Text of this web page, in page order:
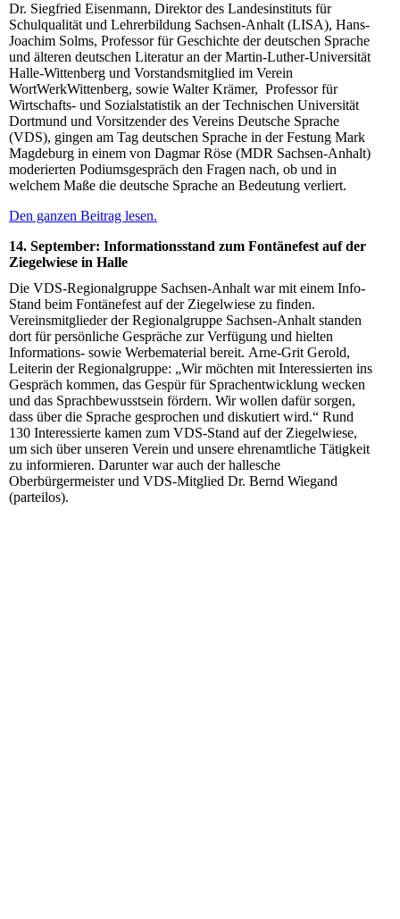
Dr. Siegfried Eisenmann, Direktor des Landesinstituts für
Schulqualität und Lehrerbildung Sachsen-Anhalt (LISA), Hans-
Joachim Solms, Professor für Geschichte der deutschen Sprache
und älteren deutschen Literatur an der Martin-Luther-Universität
Halle-Wittenberg und Vorstandsmitglied im Verein
WortWerkWittenberg, sowie Walter Krämer, Professor für
Wirtschafts- und Sozialstatistik an der Technischen Universität
Dortmund und Vorsitzender des Vereins Deutsche Sprache
(VDS), gingen am Tag deutschen Sprache in der Festung Mark
Magdeburg in einem von Dagmar Röse (MDR Sachsen-Anhalt)
moderierten Podiumsgespräch den Fragen nach, ob und in
welchem Maße die deutsche Sprache an Bedeutung verliert.
Den ganzen Beitrag lesen.
14. September: Informationsstand zum Fontänefest auf der
Ziegelwiese in Halle
Die VDS-Regionalgruppe Sachsen-Anhalt war mit einem Info-
Stand beim Fontänefest auf der Ziegelwiese zu finden.
Vereinsmitglieder der Regionalgruppe Sachsen-Anhalt standen
dort für persönliche Gespräche zur Verfügung und hielten
Informations- sowie Werbematerial bereit. Arne-Grit Gerold,
Leiterin der Regionalgruppe: „Wir möchten mit Interessierten ins
Gespräch kommen, das Gespür für Sprachentwicklung wecken
und das Sprachbewusstsein fördern. Wir wollen dafür sorgen,
dass über die Sprache gesprochen und diskutiert wird.“ Rund
130 Interessierte kamen zum VDS-Stand auf der Ziegelwiese,
um sich über unseren Verein und unsere ehrenamtliche Tätigkeit
zu informieren. Darunter war auch der hallesche
Oberbürgermeister und VDS-Mitglied Dr. Bernd Wiegand
(parteilos).